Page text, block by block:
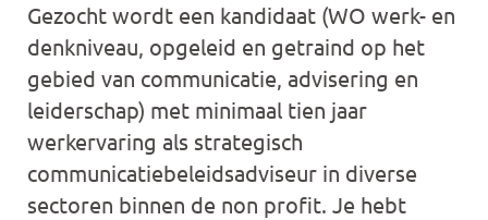
Gezocht wordt een kandidaat (WO werk- en
denkniveau, opgeleid en getraind op het
gebied van communicatie, advisering en
leiderschap) met minimaal tien jaar
werkervaring als strategisch
communicatiebeleidsadviseur in diverse
sectoren binnen de non profit. Je hebt